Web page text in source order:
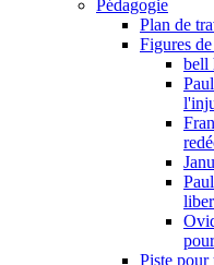
Pédagogie
Plan de
Figures
bell
Piste pour